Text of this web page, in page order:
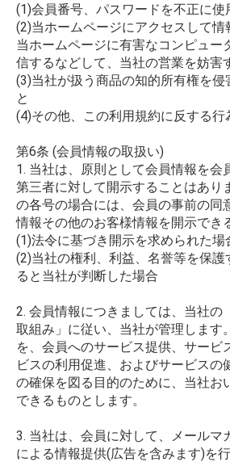
(1)会員番号、パスワードを不正に使
(2)当ホームページにアクセスして情
当ホームページに有害なコンピュー
信するなどして、当社の営業を妨害
(3)当社が扱う商品の知的所有権を侵
と
(4)その他、この利用規約に反する行
第6条 (会員情報の取扱い)
1. 当社は、原則として会員情報を会
第三者に対して開示することはあり
の各号の場合には、会員の事前の同
情報その他のお客様情報を開示でき
(1)法令に基づき開示を求められた場
(2)当社の権利、利益、名誉等を保護
ると当社が判断した場合
2. 会員情報につきましては、当社の
取組み」に従い、当社が管理します
を、会員へのサービス提供、サービ
ビスの利用促進、およびサービスの
の確保を図る目的のために、当社お
できるものとします。
3. 当社は、会員に対して、メールマ
による情報提供(広告を含みます)を